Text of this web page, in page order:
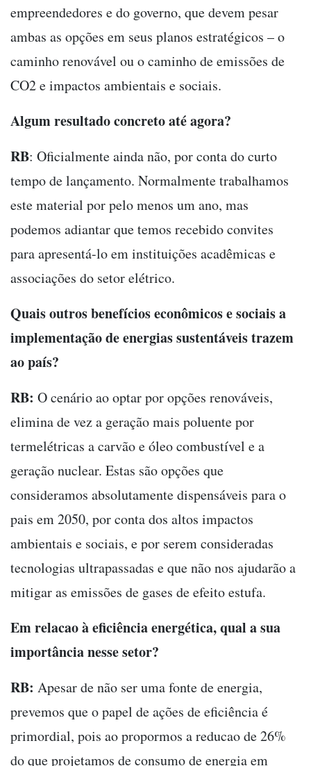
empreendedores e do governo, que devem pesar
ambas as opções em seus planos estratégicos – o
caminho renovável ou o caminho de emissões de
CO2 e impactos ambientais e sociais.
Algum resultado concreto até agora?
RB: Oficialmente ainda não, por conta do curto
tempo de lançamento. Normalmente trabalhamos
este material por pelo menos um ano, mas
podemos adiantar que temos recebido convites
para apresentá-lo em instituições acadêmicas e
associações do setor elétrico.
Quais outros benefícios econômicos e sociais a
implementação de energias sustentáveis trazem
ao país?
RB: O cenário ao optar por opções renováveis,
elimina de vez a geração mais poluente por
termelétricas a carvão e óleo combustível e a
geração nuclear. Estas são opções que
consideramos absolutamente dispensáveis para o
pais em 2050, por conta dos altos impactos
ambientais e sociais, e por serem consideradas
tecnologias ultrapassadas e que não nos ajudarão a
mitigar as emissões de gases de efeito estufa.
Em relacao à eficiência energética, qual a sua
importância nesse setor?
RB: Apesar de não ser uma fonte de energia,
prevemos que o papel de ações de eficiência é
primordial, pois ao propormos a reducao de 26%
do que projetamos de consumo de energia em